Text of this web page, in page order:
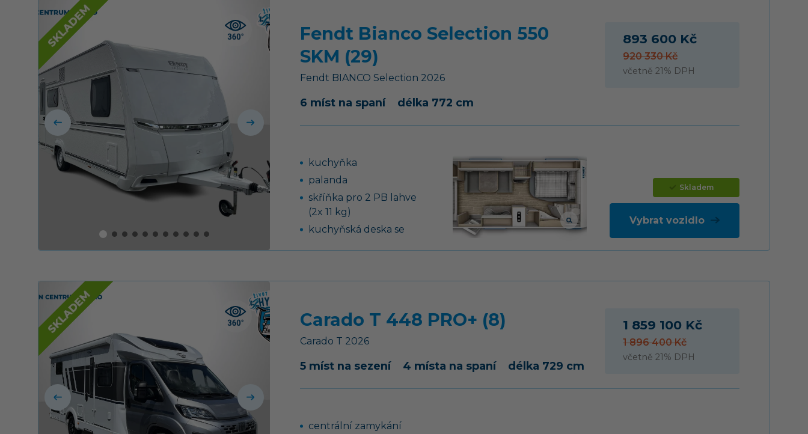
vozidlo
náprava uložená na
vlečných ramenech vč.
tříhořákový vařič s
systémem AES
Fendt Bianco Selection 550
SKM (29)
Fendt BIANCO Selection 2026
6 míst na spaní délka 772 cm
893 600 Kč
920 330 Kč
včetně 21% DPH
kuchyňka
palanda
skříňka pro 2 PB lahve
(2x 11 kg)
kuchyňská deska se
zásuvka pro tažné
vozidlo
Skladem
Vybrat vozidlo
Carado T 448 PRO+ (8)
Carado T 2026
5 míst na sezení 4 místa na spaní délka 729 cm
1 859 100 Kč
1 896 400 Kč
včetně 21% DPH
centrální zamykání